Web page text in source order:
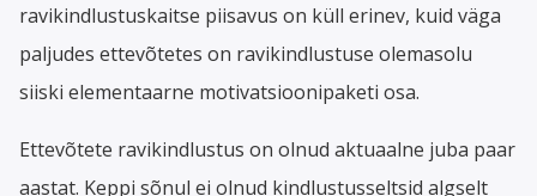
ravikindlustuskaitse piisavus on küll erinev, kuid väga
paljudes ettevõtetes on ravikindlustuse olemasolu
siiski elementaarne motivatsioonipaketi osa.
Ettevõtete ravikindlustus on olnud aktuaalne juba paar
aastat. Keppi sõnul ei olnud kindlustusseltsid algselt